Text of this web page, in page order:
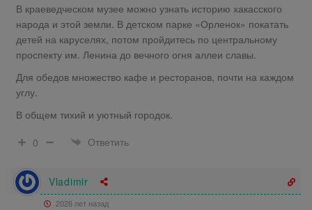
В краеведческом музее можно узнать историю хакасского
народа и этой земли. В детском парке «Орленок» покатать
детей на каруселях, потом пройдитесь по центральному
проспекту им. Ленина до вечного огня аллеи славы.
Для обедов множество кафе и ресторанов, почти на каждом
углу.
В общем тихий и уютный городок.
0
Ответить
Vladimir
2026 лет назад